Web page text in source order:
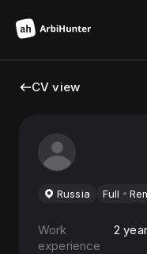
CV view
Russia Full
Work
experience
2